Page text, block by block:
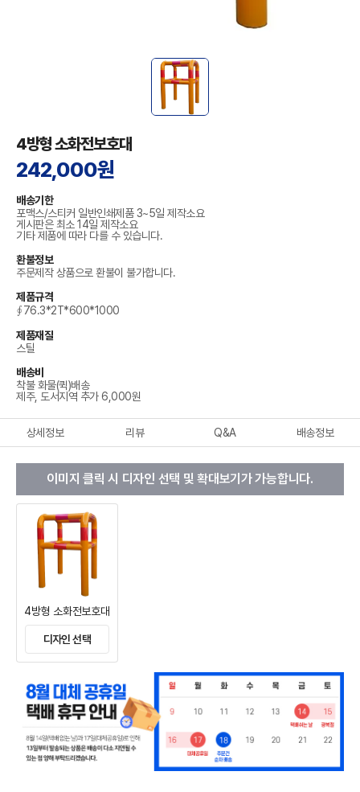
4방형 소화전보호대
242,000원
배송기한
포맥스/스티커 일반인쇄제품 3~5일 제작소요
게시판은 최소 14일 제작소요
기타 제품에 따라 다를 수 있습니다.
환불정보
주문제작 상품으로 환불이 불가합니다.
제품규격
∮76.3*2T*600*1000
제품재질
스틸
배송비
착불 화물(퀵)배송
제주, 도서지역 추가 6,000원
상세정보 리뷰 Q&A 배송정보
이미지 클릭 시 디자인 선택 및 확대보기가 가능합니다.
4방형 소화전보호대
디자인 선택